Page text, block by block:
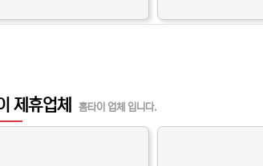
제휴업체 홈타이 업체 입니다.